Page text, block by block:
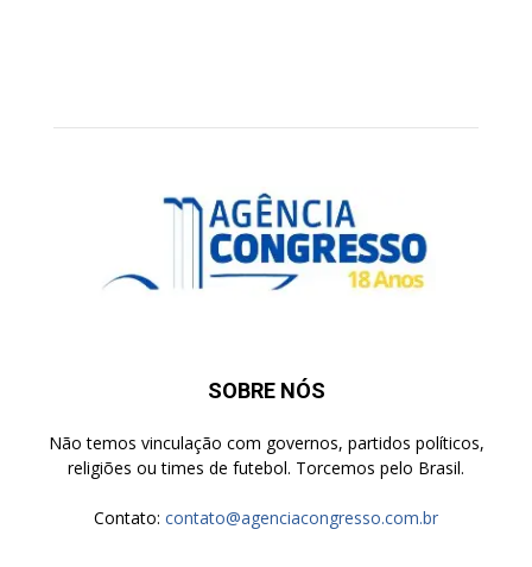
SOBRE NÓS
Não temos vinculação com governos, partidos políticos,
religiões ou times de futebol. Torcemos pelo Brasil.
Contato: contato@agenciacongresso.com.br